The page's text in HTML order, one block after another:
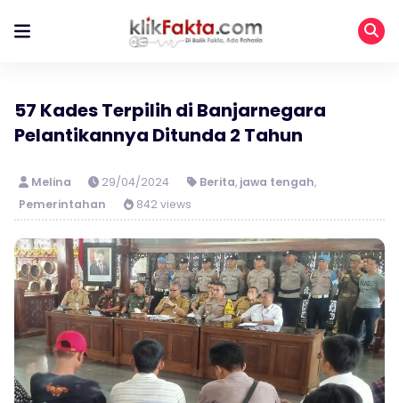
57 Kades Terpilih di Banjarnegara
Pelantikannya Ditunda 2 Tahun
Melina 29/04/2024 Berita, jawa tengah,
Pemerintahan
842 views